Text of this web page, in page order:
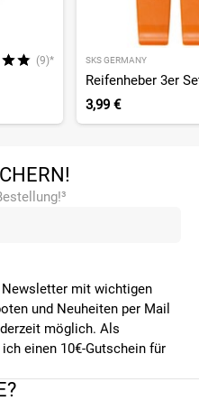
(9)* SKS GERMANY
Reifenheber 3er
3,99 €
mit wichtigen
und Neuheiten per Mail
möglich. Als
einen 10€-Gutschein für